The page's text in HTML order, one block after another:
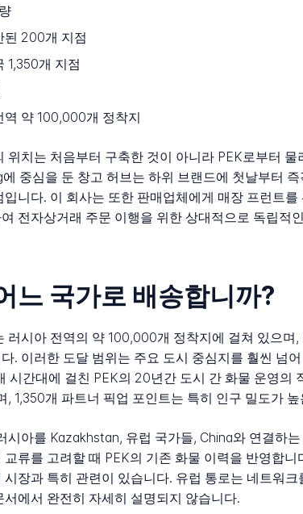
된 200개 지점
1,350개 지점
역 약 100,000개 정착지
위치는 처음부터 구축한 것이 아니라 PEK로부터
중심을 둔 창고 허브는 하위 브랜드에 첫날부터
니다. 이 회사는 또한 판매업체에게 매장 프런트
전자상거래 주문 이행을 위한 상대적으로 독립적
느 국가로 배송합니까?
러시아 전역의 약 100,000개 정착지에 걸쳐 있으
. 이러한 도달 범위는 주요 도시 중심지를 훨씬 넘
시간대에 걸친 PEK의 20년간 도시 간 화물 운영
, 1,350개 파트너 픽업 포인트는 특히 인구 밀도가
시아를 Kazakhstan, 유럽 국가들, China와 연결하
류를 고려할 때 PEK의 기존 화물 이력을 반영합
장과 특히 관련이 있습니다. 유럽 통로는 네트워
에서 완전히 자세히 설명되지 않습니다.